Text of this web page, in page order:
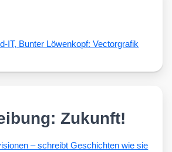
Zukunft!
– schreibt Geschich­ten wie sie